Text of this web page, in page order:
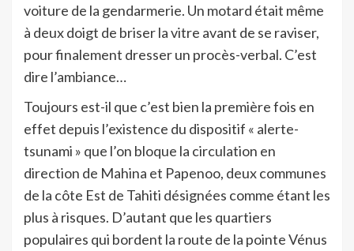
voiture de la gendarmerie. Un motard était même
à deux doigt de briser la vitre avant de se raviser,
pour finalement dresser un procès-verbal. C’est
dire l’ambiance…
Toujours est-il que c’est bien la première fois en
effet depuis l’existence du dispositif « alerte-
tsunami » que l’on bloque la circulation en
direction de Mahina et Papenoo, deux communes
de la côte Est de Tahiti désignées comme étant les
plus à risques. D’autant que les quartiers
populaires qui bordent la route de la pointe Vénus